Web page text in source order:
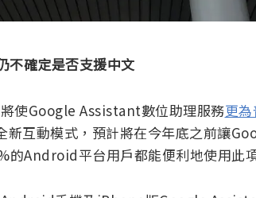
不確定是否支援中文
將使Google Assistant數位助理服務更
新互動模式，預計將在今年底之前讓
的Android平台用戶都能便利地使用此